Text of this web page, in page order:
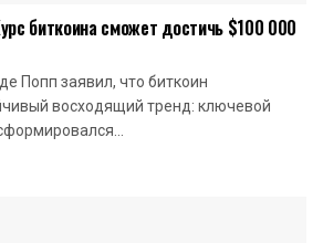
биткоина сможет достичь $100 000
Попп заявил, что биткоин
восходящий тренд: ключевой